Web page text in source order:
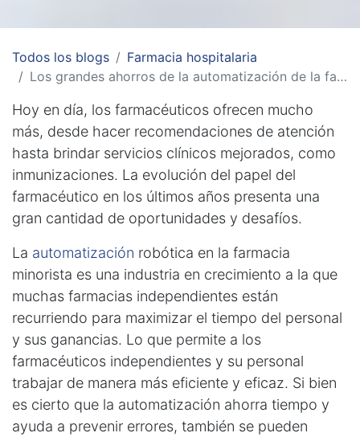
Todos los blogs
Farmacia hospitalaria
Los grandes ahorros de la automatización de la farmacia
Hoy en día, los farmacéuticos ofrecen mucho
más, desde hacer recomendaciones de atención
hasta brindar servicios clínicos mejorados, como
inmunizaciones. La evolución del papel del
farmacéutico en los últimos años presenta una
gran cantidad de oportunidades y desafíos.
La automatización robótica en la farmacia
minorista es una industria en crecimiento a la que
muchas farmacias independientes están
recurriendo para maximizar el tiempo del personal
y sus ganancias. Lo que permite a los
farmacéuticos independientes y su personal
trabajar de manera más eficiente y eficaz. Si bien
es cierto que la automatización ahorra tiempo y
ayuda a prevenir errores, también se pueden